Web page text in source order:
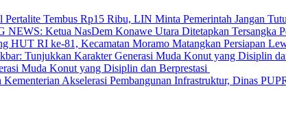
‎Pertalite Tembus Rp15 Ribu, LIN Minta Pemerintah Jangan
Ketua NasDem Konawe Utara Ditetapkan Tersangka
HUT RI ke-81, Kecamatan Moramo Matangkan Persiapan
Muda Konut yang Disiplin dan Berprestasi
Akselerasi Pembangunan Infrastruktur, Dinas